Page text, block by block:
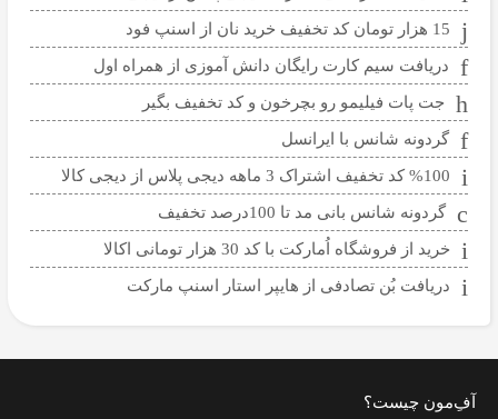
15 هزار تومان کد تخفیف خرید نان از اسنپ فود
دریافت سیم کارت رایگان دانش آموزی از همراه اول
جت پات فیلیمو رو بچرخون و کد تخفیف بگیر
گردونه شانس با ایرانسل
%100 کد تخفیف اشتراک 3 ماهه دیجی پلاس از دیجی کالا
گردونه شانس بانی مد تا 100درصد تخفیف
خرید از فروشگاه اُمارکت با کد 30 هزار تومانی اکالا
دریافت بُن تصادفی از هایپر استار اسنپ مارکت
آفِ‌مون چیست؟